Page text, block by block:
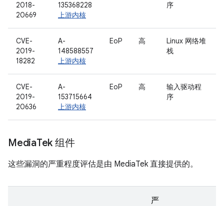
2018-
20669
135368228
上游内核
序
CVE-
2019-
18282
A-
148588557
上游内核
EoP 高
Linux 网络堆
栈
CVE-
2019-
20636
A-
153715664
上游内核
EoP 高
输入驱动程
序
MediaTek 组件
这些漏洞的严重程度评估是由 MediaTek 直接提供的。
严